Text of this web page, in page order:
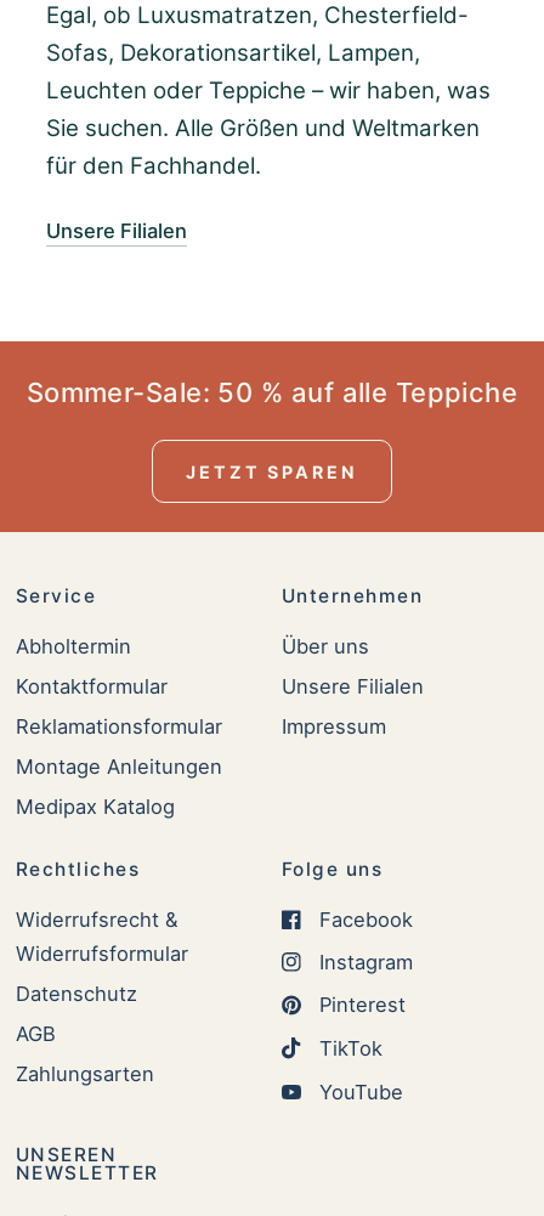
Egal, ob Luxusmatratzen, Chesterfield-
Sofas, Dekorationsartikel, Lampen,
Leuchten oder Teppiche – wir haben, was
Sie suchen. Alle Größen und Weltmarken
für den Fachhandel.
Unsere Filialen
Sommer-Sale: 50 % auf alle Teppiche
JETZT SPAREN
Service
Abholtermin
Kontaktformular
Reklamationsformular
Montage Anleitungen
Medipax Katalog
Unternehmen
Über uns
Unsere Filialen
Impressum
Rechtliches
Widerrufsrecht &
Widerrufsformular
Datenschutz
AGB
Zahlungsarten
Folge uns
Facebook
Instagram
Pinterest
TikTok
YouTube
UNSEREN
NEWSLETTER